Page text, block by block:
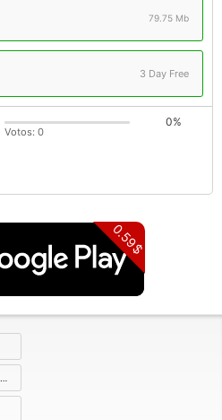
79.75 Mb
3 Day Free
0%
Votos: 0
0.59$